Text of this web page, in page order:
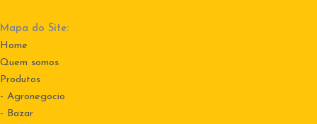
Mapa do Site:
Home
Quem somos
Produtos
- Agronegocio
- Bazar